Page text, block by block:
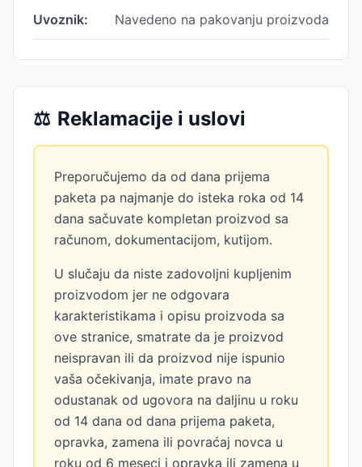
Uvoznik: Navedeno na pakovanju proizvoda
⚖️ Reklamacije i uslovi
Preporučujemo da od dana prijema
paketa pa najmanje do isteka roka od 14
dana sačuvate kompletan proizvod sa
računom, dokumentacijom, kutijom.
U slučaju da niste zadovoljni kupljenim
proizvodom jer ne odgovara
karakteristikama i opisu proizvoda sa
ove stranice, smatrate da je proizvod
neispravan ili da proizvod nije ispunio
vaša očekivanja, imate pravo na
odustanak od ugovora na daljinu u roku
od 14 dana od dana prijema paketa,
opravka, zamena ili povraćaj novca u
roku od 6 meseci i opravka ili zamena u